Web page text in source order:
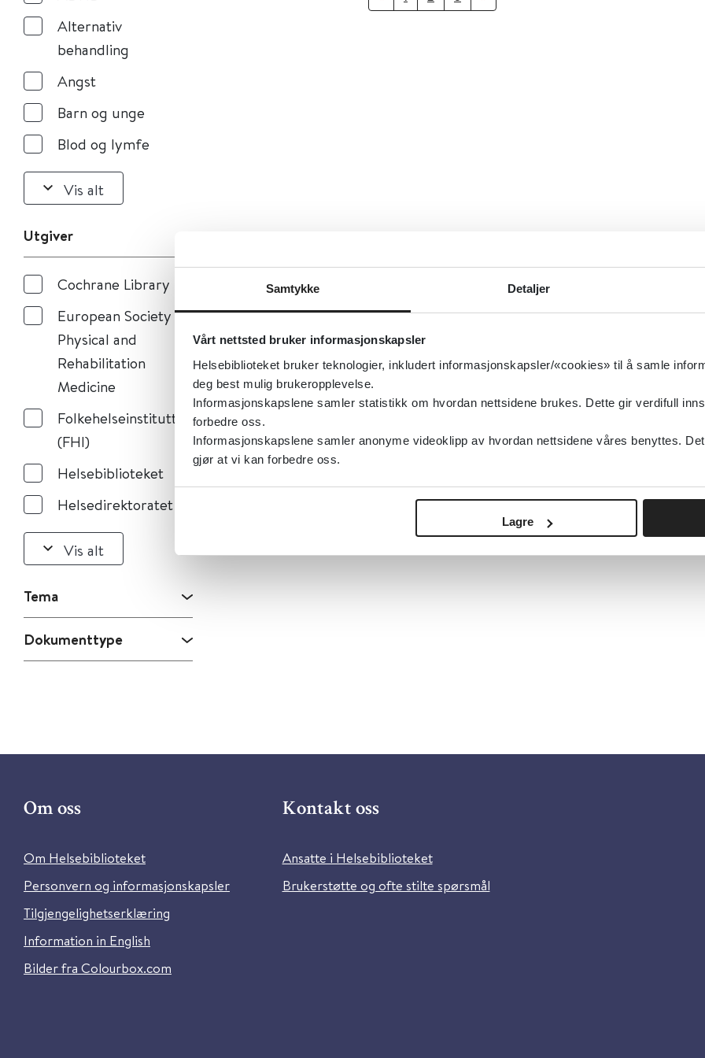
Samtykke Detaljer
Vårt nettsted bruker informasjonskapsler
Helsebiblioteket bruker teknologier, inkludert informasjonskapsler/«cookies» til å samle
deg best mulig brukeropplevelse.
Informasjonskapslene samler statistikk om hvordan nettsidene brukes. Dette gir verdifull
forbedre oss.
Informasjonskapslene samler anonyme videoklipp av hvordan nettsidene våres benyttes.
gjør at vi kan forbedre oss.
Lagre
Alternativ
behandling
Angst
Barn og unge
Blod og lymfe
Vis alt
Utgiver
Cochrane Library
European Society of
Physical and
Rehabilitation
Medicine
Folkehelseinstituttet
(FHI)
Helsebiblioteket
Helsedirektoratet
Vis alt
Tema
Dokumenttype
Om oss
Om Helsebiblioteket
Personvern og informasjonskapsler
Tilgjengelighetserklæring
Information in English
Bilder fra Colourbox.com
Kontakt oss
Ansatte i Helsebiblioteket
Brukerstøtte og ofte stilte spørsmål